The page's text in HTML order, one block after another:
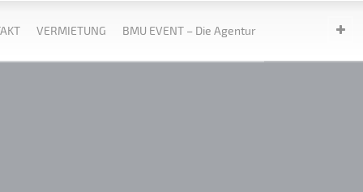
VERMIETUNG BMU EVENT – Die Agentur